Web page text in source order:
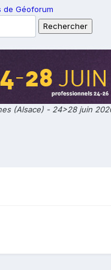
de Géoforum
(Alsace) - 24>28 juin